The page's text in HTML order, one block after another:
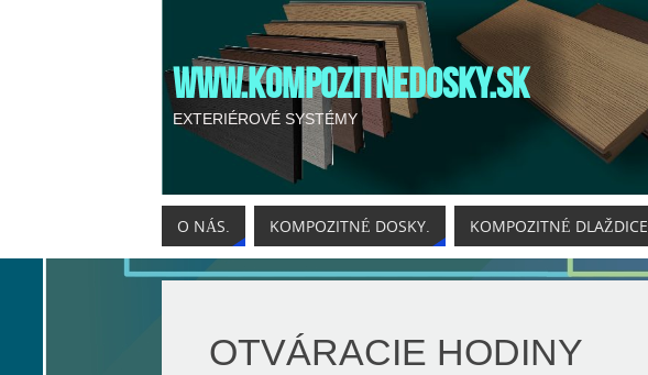
WWW.KOMPOZITNEDOSKY.SK
EXTERIÉROVÉ SYSTÉMY
O NÁS. KOMPOZITNÉ DOSKY. KOMPOZITNÉ DLAŽDICE
OTVÁRACIE HODINY